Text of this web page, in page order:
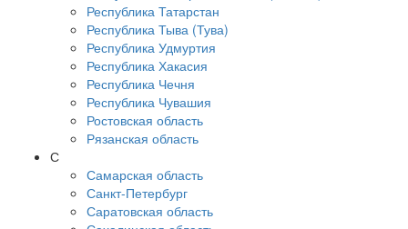
Республика Татарстан
Республика Тыва (Тува)
Республика Удмуртия
Республика Хакасия
Республика Чечня
Республика Чувашия
Ростовская область
Рязанская область
С
Самарская область
Санкт-Петербург
Саратовская область